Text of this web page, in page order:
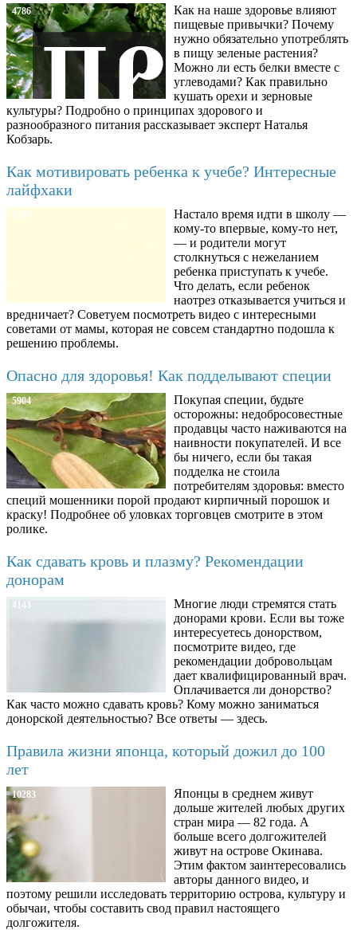
4786
Как на наше здоровье влияют
пищевые привычки? Почему
нужно обязательно употреблять
в пищу зеленые растения?
Можно ли есть белки вместе с
углеводами? Как правильно
кушать орехи и зерновые
культуры? Подробно о принципах здорового и
разнообразного питания рассказывает эксперт Наталья
Кобзарь.
Как мотивировать ребенка к учебе? Интересные
лайфхаки
8780
Настало время идти в школу —
кому-то впервые, кому-то нет,
— и родители могут
столкнуться с нежеланием
ребенка приступать к учебе.
Что делать, если ребенок
наотрез отказывается учиться и
вредничает? Советуем посмотреть видео с интересными
советами от мамы, которая не совсем стандартно подошла к
решению проблемы.
Опасно для здоровья! Как подделывают специи
5904
Покупая специи, будьте
осторожны: недобросовестные
продавцы часто наживаются на
наивности покупателей. И все
бы ничего, если бы такая
подделка не стоила
потребителям здоровья: вместо
специй мошенники порой продают кирпичный порошок и
краску! Подробнее об уловках торговцев смотрите в этом
ролике.
Как сдавать кровь и плазму? Рекомендации
донорам
4143
Многие люди стремятся стать
донорами крови. Если вы тоже
интересуетесь донорством,
посмотрите видео, где
рекомендации добровольцам
дает квалифицированный врач.
Оплачивается ли донорство?
Как часто можно сдавать кровь? Кому можно заниматься
донорской деятельностью? Все ответы — здесь.
Правила жизни японца, который дожил до 100
лет
10283
Японцы в среднем живут
дольше жителей любых других
стран мира — 82 года. А
больше всего долгожителей
живут на острове Окинава.
Этим фактом заинтересовались
авторы данного видео, и
поэтому решили исследовать территорию острова, культуру и
обычаи, чтобы составить свод правил настоящего
долгожителя.